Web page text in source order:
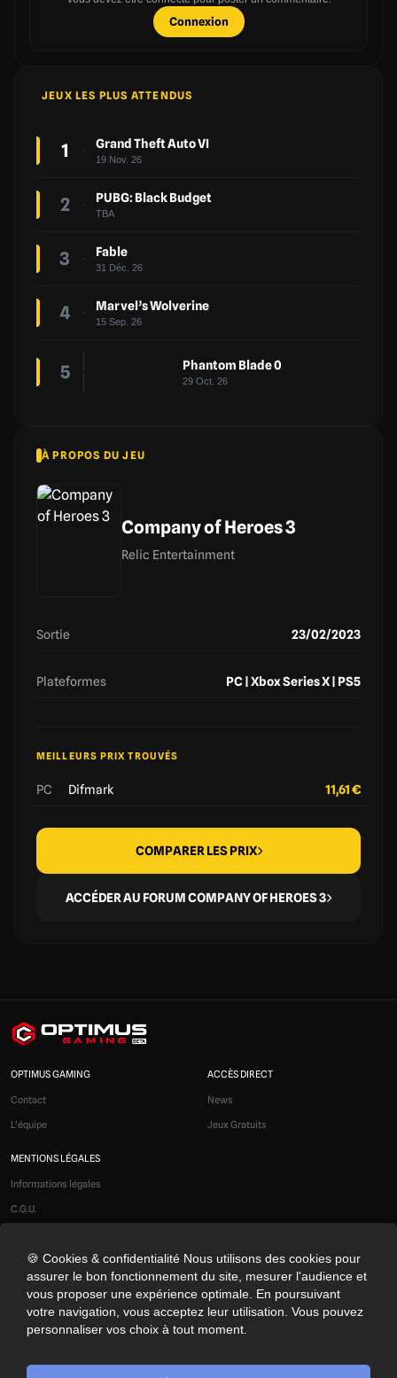
Connexion
JEUX LES PLUS ATTENDUS
1 Grand Theft Auto VI
19 Nov. 26
2 PUBG: Black Budget
TBA
3 Fable
31 Déc. 26
4 Marvel’s Wolverine
15 Sep. 26
5 Phantom Blade 0
29 Oct. 26
À PROPOS DU JEU
Company of Heroes 3
Relic Entertainment
Sortie 23/02/2023
Plateformes PC | Xbox Series X | PS5
MEILLEURS PRIX TROUVÉS
PC Difmark 11,61 €
COMPARER LES PRIX
ACCÉDER AU FORUM COMPANY OF HEROES 3
OPTIMUS GAMING
Contact
L'équipe
ACCÈS DIRECT
News
Jeux Gratuits
MENTIONS LÉGALES
Informations légales
C.G.U.
Modération
Confidentialité
Cookies
Préférences cookies
NOS RÉSEAUX SOCIAUX
🍪 Cookies & confidentialité Nous utilisons des cookies pour
assurer le bon fonctionnement du site, mesurer l'audience et
vous proposer une expérience optimale. En poursuivant
votre navigation, vous acceptez leur utilisation. Vous pouvez
personnaliser vos choix à tout moment.